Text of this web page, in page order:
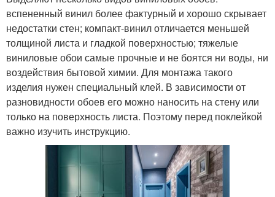
вспененный винил более фактурный и хорошо скрывает
недостатки стен; компакт-винил отличается меньшей
толщиной листа и гладкой поверхностью; тяжелые
виниловые обои самые прочные и не боятся ни воды, ни
воздействия бытовой химии. Для монтажа такого
изделия нужен специальный клей. В зависимости от
разновидности обоев его можно наносить на стену или
только на поверхность листа. Поэтому перед поклейкой
важно изучить инструкцию.